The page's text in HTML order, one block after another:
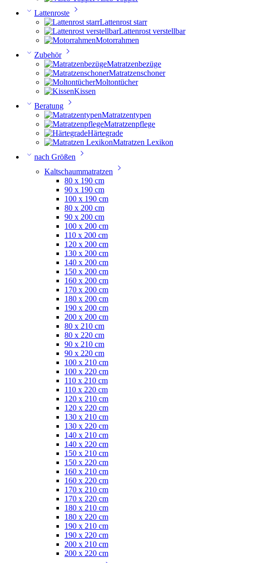
Lattenroste
Lattenrost starr
Lattenrost verstellbar
Motorrahmen
Zubehör
Matratzenbezüge
Matratzenschoner
Moltontücher
Kissen
Beratung
Matratzentypen
Matratzenpflege
Härtegrade
Matratzen Lexikon
nach Größen
Kaltschaummatratzen
80 x 190 cm
90 x 190 cm
100 x 190 cm
80 x 200 cm
90 x 200 cm
100 x 200 cm
110 x 200 cm
120 x 200 cm
130 x 200 cm
140 x 200 cm
150 x 200 cm
160 x 200 cm
170 x 200 cm
180 x 200 cm
190 x 200 cm
200 x 200 cm
80 x 210 cm
80 x 220 cm
90 x 210 cm
90 x 220 cm
100 x 210 cm
100 x 220 cm
110 x 210 cm
110 x 220 cm
120 x 210 cm
120 x 220 cm
130 x 210 cm
130 x 220 cm
140 x 210 cm
140 x 220 cm
150 x 210 cm
150 x 220 cm
160 x 210 cm
160 x 220 cm
170 x 210 cm
170 x 220 cm
180 x 210 cm
180 x 220 cm
190 x 210 cm
190 x 220 cm
200 x 210 cm
200 x 220 cm